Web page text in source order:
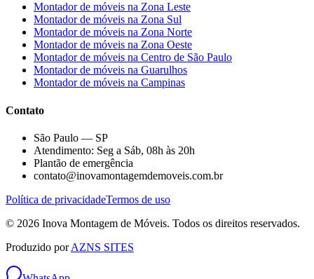
Montador de móveis na Zona Leste
Montador de móveis na Zona Sul
Montador de móveis na Zona Norte
Montador de móveis na Zona Oeste
Montador de móveis na Centro de São Paulo
Montador de móveis na Guarulhos
Montador de móveis na Campinas
Contato
São Paulo — SP
Atendimento: Seg a Sáb, 08h às 20h
Plantão de emergência
contato@inovamontagemdemoveis.com.br
Política de privacidadeTermos de uso
© 2026 Inova Montagem de Móveis. Todos os direitos reservados.
Produzido porAZNS SITES